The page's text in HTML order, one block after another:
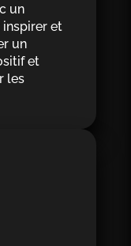
un
et
un
et
les